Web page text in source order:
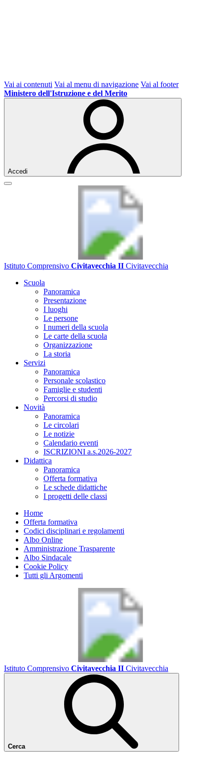
Vai ai contenuti Vai al menu di navigazione Vai al footer
Ministero dell'Istruzione e del Merito
Accedi
Istituto Comprensivo Civitavecchia II Civitavecchia
Scuola
Panoramica
Presentazione
I luoghi
Le persone
I numeri della scuola
Le carte della scuola
Organizzazione
La storia
Servizi
Panoramica
Personale scolastico
Famiglie e studenti
Percorsi di studio
Novità
Panoramica
Le circolari
Le notizie
Calendario eventi
ISCRIZIONI a.s.2026-2027
Didattica
Panoramica
Offerta formativa
Le schede didattiche
I progetti delle classi
Home
Offerta formativa
Codici disciplinari e regolamenti
Albo Online
Amministrazione Trasparente
Albo Sindacale
Cookie Policy
Tutti gli Argomenti
Istituto Comprensivo Civitavecchia II Civitavecchia
Cerca